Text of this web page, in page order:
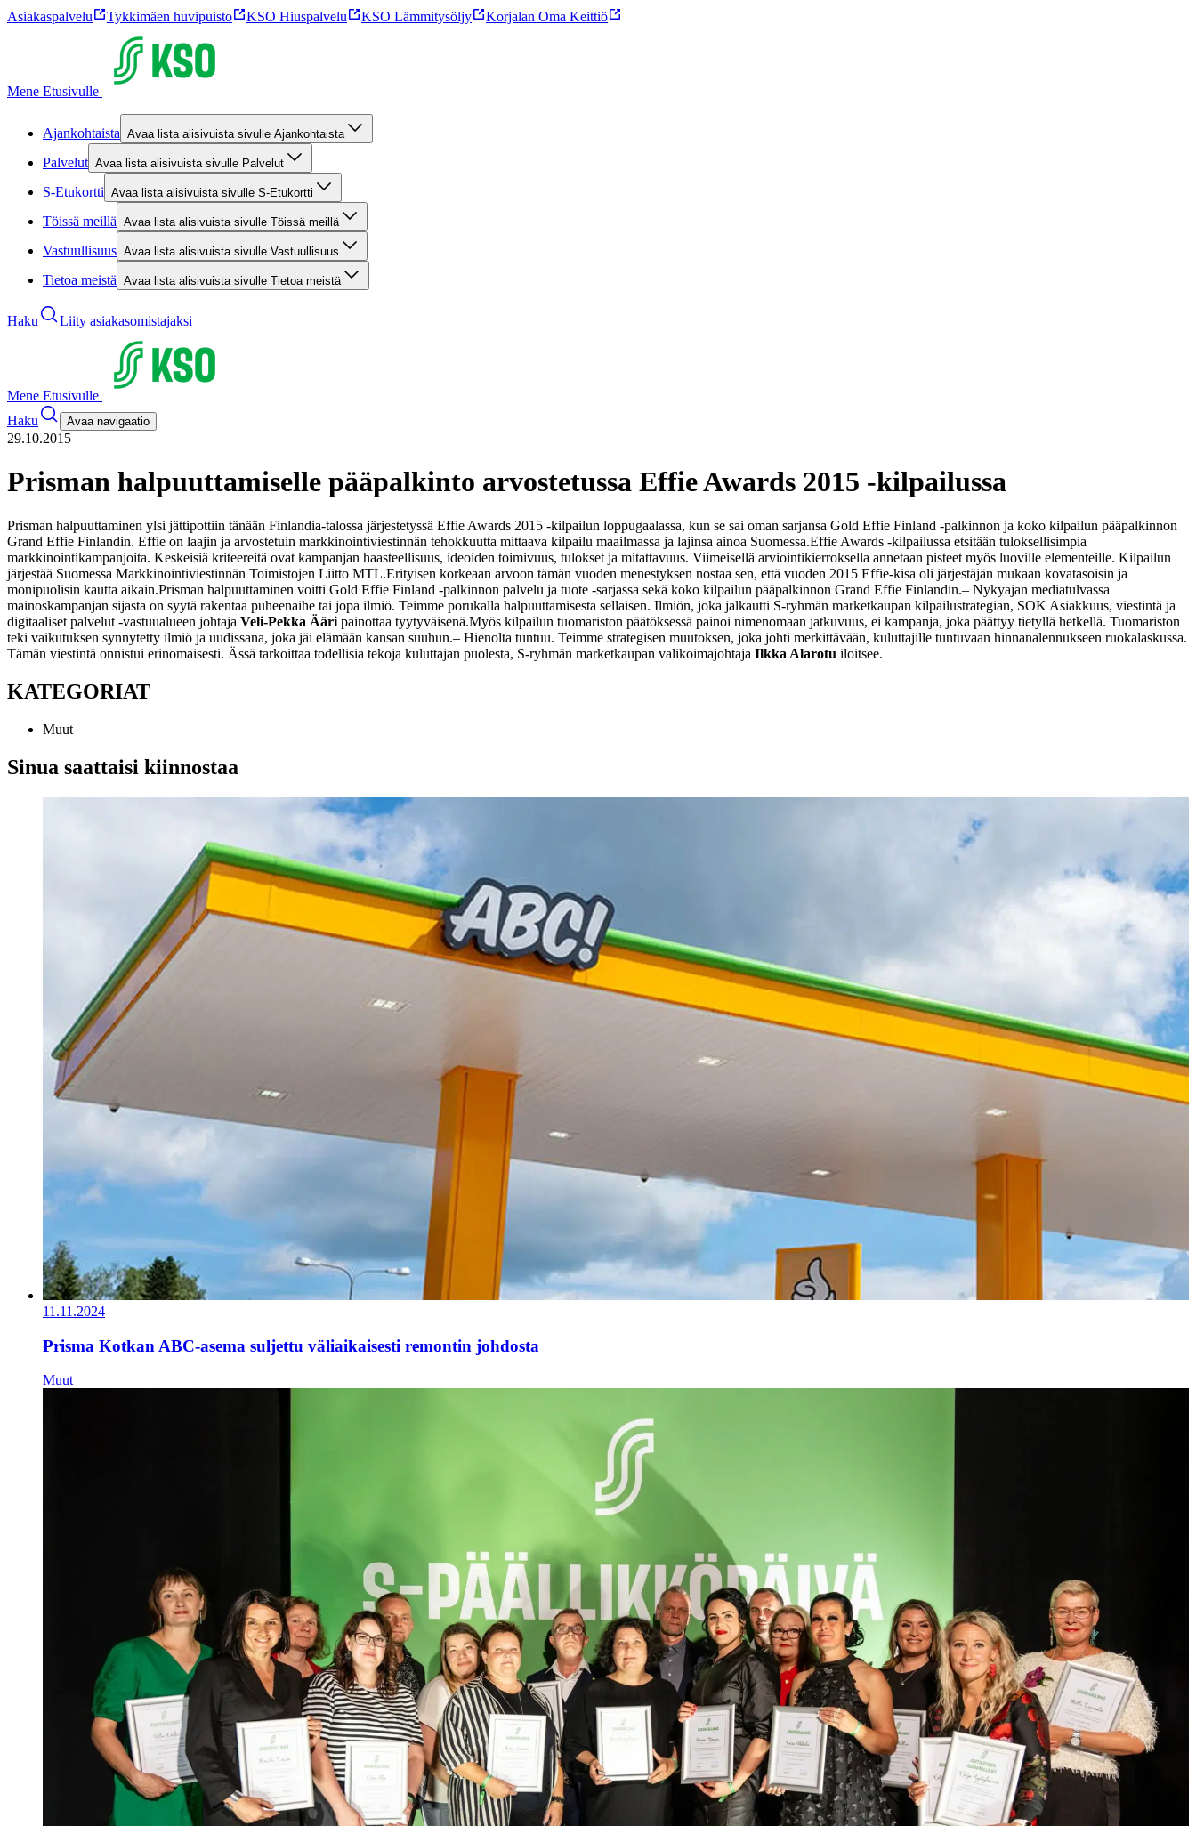
Asiakaspalvelu Tykkimäen huvipuisto KSO Hiuspalvelu KSO Lämmitysöljy Korjalan Oma Keittiö
Mene Etusivulle
Ajankohtaista Avaa lista alisivuista sivulle Ajankohtaista
Palvelut Avaa lista alisivuista sivulle Palvelut
S-Etukortti Avaa lista alisivuista sivulle S-Etukortti
Töissä meillä Avaa lista alisivuista sivulle Töissä meillä
Vastuullisuus Avaa lista alisivuista sivulle Vastuullisuus
Tietoa meistä Avaa lista alisivuista sivulle Tietoa meistä
Haku Liity asiakasomistajaksi
Mene Etusivulle
Haku
Avaa navigaatio
29.10.2015
Prisman halpuuttamiselle pääpalkinto arvostetussa Effie Awards 2015 -kilpailussa
Prisman halpuuttaminen ylsi jättipottiin tänään Finlandia-talossa järjestetyssä Effie Awards 2015 -kilpailun loppugaalassa, kun se sai oman sarjansa Gold Effie Finland -palkinnon ja koko kilpailun pääpalkinnon
Grand Effie Finlandin. Effie on laajin ja arvostetuin markkinointiviestinnän tehokkuutta mittaava kilpailu maailmassa ja lajinsa ainoa Suomessa.Effie Awards -kilpailussa etsitään tuloksellisimpia
markkinointikampanjoita. Keskeisiä kriteereitä ovat kampanjan haasteellisuus, ideoiden toimivuus, tulokset ja mitattavuus. Viimeisellä arviointikierroksella annetaan pisteet myös luoville elementeille. Kilpailun
järjestää Suomessa Markkinointiviestinnän Toimistojen Liitto MTL.Erityisen korkeaan arvoon tämän vuoden menestyksen nostaa sen, että vuoden 2015 Effie-kisa oli järjestäjän mukaan kovatasoisin ja
monipuolisin kautta aikain.Prisman halpuuttaminen voitti Gold Effie Finland -palkinnon palvelu ja tuote -sarjassa sekä koko kilpailun pääpalkinnon Grand Effie Finlandin.– Nykyajan mediatulvassa
mainoskampanjan sijasta on syytä rakentaa puheenaihe tai jopa ilmiö. Teimme porukalla halpuuttamisesta sellaisen. Ilmiön, joka jalkautti S-ryhmän marketkaupan kilpailustrategian, SOK Asiakkuus, viestintä ja
digitaaliset palvelut -vastuualueen johtaja Veli-Pekka Ääri painottaa tyytyväisenä.Myös kilpailun tuomariston päätöksessä painoi nimenomaan jatkuvuus, ei kampanja, joka päättyy tietyllä hetkellä. Tuomariston
teki vaikutuksen synnytetty ilmiö ja uudissana, joka jäi elämään kansan suuhun.‒ Hienolta tuntuu. Teimme strategisen muutoksen, joka johti merkittävään, kuluttajille tuntuvaan hinnanalennukseen ruokalaskussa.
Tämän viestintä onnistui erinomaisesti. Ässä tarkoittaa todellisia tekoja kuluttajan puolesta, S-ryhmän marketkaupan valikoimajohtaja Ilkka Alarotu iloitsee.
KATEGORIAT
Muut
Sinua saattaisi kiinnostaa
11.11.2024
Prisma Kotkan ABC-asema suljettu väliaikaisesti remontin johdosta
Muut